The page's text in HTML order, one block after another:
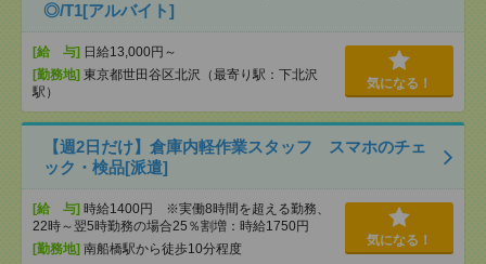
◎/T1[アルバイト]
[給 与] 日給13,000円～
[勤務地] 東京都世田谷区北沢（最寄り駅：下北沢
駅）
気になる！
【週2日だけ】倉庫内軽作業スタッフ スマホのチェ
ック・検品[派遣]
[給 与] 時給1400円 ※実働8時間を超える勤務、
22時～翌5時勤務の場合25％割増：時給1750円
[勤務地] 南船橋駅から徒歩10分程度
気になる！